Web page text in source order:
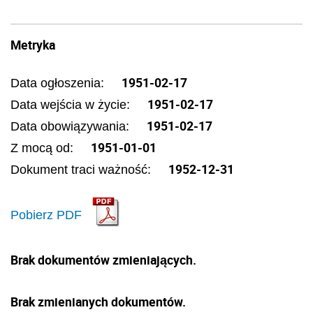
Metryka
Data ogłoszenia: 1951-02-17
Data wejścia w życie: 1951-02-17
Data obowiązywania: 1951-02-17
Z mocą od: 1951-01-01
Dokument traci ważność: 1952-12-31
Pobierz PDF
Brak dokumentów zmieniających.
Brak zmienianych dokumentów.